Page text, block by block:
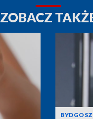
ZOBACZ